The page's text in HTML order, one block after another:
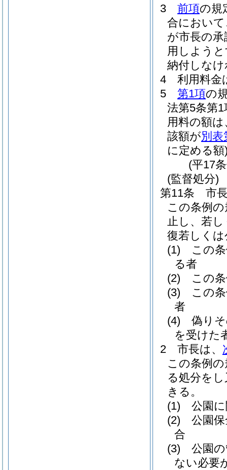
3
前項の規
合において
が市長の
用しよう
納付しな
4
利用料金
5
第1項の
法第5条第
用料の額
該額が別表
に定める額
(平17
(監督処分)
第11条
市
この条例
止し、若
復若しく
(1)
この
る者
(2)
この
(3)
この
者
(4)
偽り
を受けた
2
市長は、
この条例
る処分を
きる。
(1)
公園
(2)
公園
合
(3)
公園
ない必要